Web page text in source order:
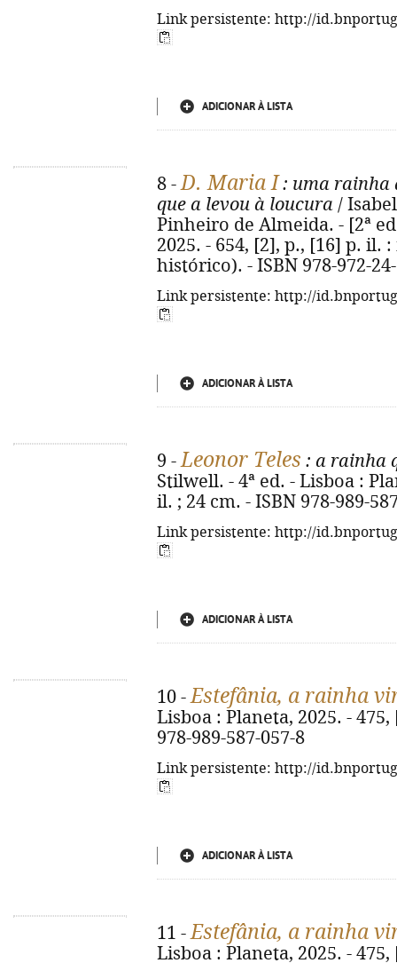
Link persistente: http://
ADICIONAR À LISTA
8 -D. Maria I : uma rainha
que a levou à loucura /
Pinheiro de Almeida. - [2ª
2025. - 654, [2], p., [16] p. il.
histórico). - ISBN 978-972-
Link persistente: http://
ADICIONAR À LISTA
9 -Leonor Teles : a rainha
Stilwell. - 4ª ed. - Lisboa :
il. ; 24 cm. - ISBN 978-989-
Link persistente: http://
ADICIONAR À LISTA
10 -Estefânia, a rainha
Lisboa : Planeta, 2025. -
978-989-587-057-8
Link persistente: http://
ADICIONAR À LISTA
11 -Estefânia, a rainha
Lisboa : Planeta, 2025. -